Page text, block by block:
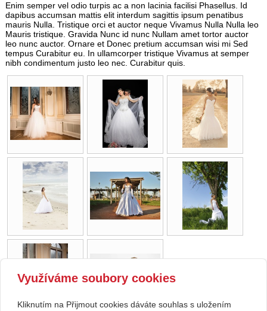
Enim semper vel odio turpis ac a non lacinia facilisi Phasellus. Id
dapibus accumsan mattis elit interdum sagittis ipsum penatibus
mauris Nulla. Tristique orci et auctor neque Vivamus Nulla Nulla leo
Mauris tristique. Gravida Nunc id nunc Nullam amet tortor auctor
leo nunc auctor. Ornare et Donec pretium accumsan wisi mi Sed
tempus Curabitur eu. In ullamcorper tristique Vivamus at semper
nibh condimentum justo leo nec. Curabitur quis.
Využíváme soubory cookies
Kliknutím na Přijmout cookies dáváte souhlas s uložením